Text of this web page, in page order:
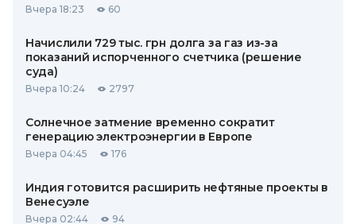
Вчера 18:23 60
Начислили 729 тыс. грн долга за газ из-за
показаний испорченного счетчика (решение
суда)
Вчера 10:24 2797
Солнечное затмение временно сократит
генерацию электроэнергии в Европе
Вчера 04:45 176
Индия готовится расширить нефтяные проекты в
Венесуэле
Вчера 02:44 94